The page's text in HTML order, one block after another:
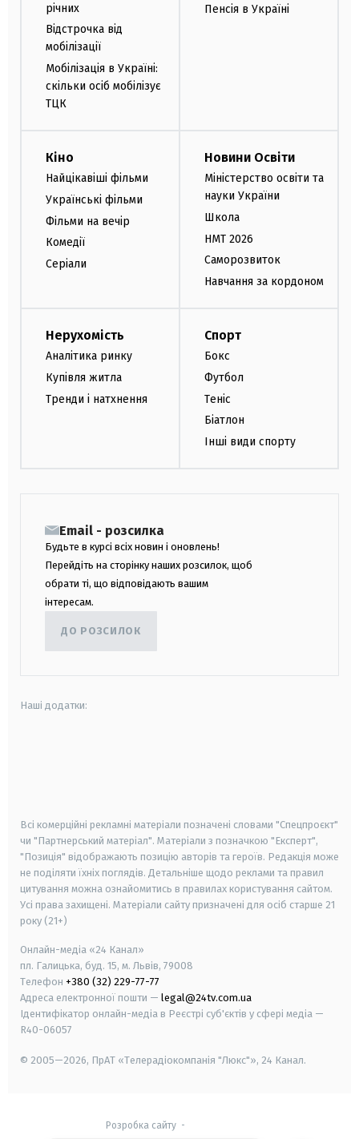
річних
Відстрочка від
мобілізації
Мобілізація в Україні:
скільки осіб мобілізує
ТЦК
Пенсія в Україні
Кіно
Найцікавіші фільми
Українські фільми
Фільми на вечір
Комедії
Серіали
Новини Освіти
Міністерство освіти та
науки України
Школа
НМТ 2026
Саморозвиток
Навчання за кордоном
Нерухомість
Аналітика ринку
Купівля житла
Тренди і натхнення
Спорт
Бокс
Футбол
Теніс
Біатлон
Інші види спорту
Email - розсилка
Будьте в курсі всіх новин і оновлень!
Перейдіть на сторінку наших розсилок, щоб
обрати ті, що відповідають вашим
інтересам.
ДО РОЗСИЛОК
Наші додатки:
Всі комерційні рекламні матеріали позначені словами "Спецпроєкт"
чи "Партнерський матеріал". Матеріали з позначкою "Експерт",
"Позиція" відображають позицію авторів та героїв. Редакція може
не поділяти їхніх поглядів. Детальніше щодо реклами та правил
цитування можна ознайомитись в правилах користування сайтом.
Усі права захищені. Матеріали сайту призначені для осіб старше 21
року (21+)
Онлайн-медіа «24 Канал»
пл. Галицька, буд. 15, м. Львів, 79008
Телефон +380 (32) 229-77-77
Адреса електронної пошти — legal@24tv.com.ua
Ідентифікатор онлайн-медіа в Реєстрі суб'єктів у сфері медіа —
R40-06057
© 2005—2026, ПрАТ «Телерадіокомпанія "Люкс"», 24 Канал.
Розробка сайту-